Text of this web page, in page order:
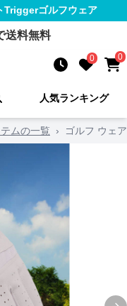
Triggerゴルフウェア
送料無料
0 0
人気ランキング
ムの一覧 › ゴルフ ウェ